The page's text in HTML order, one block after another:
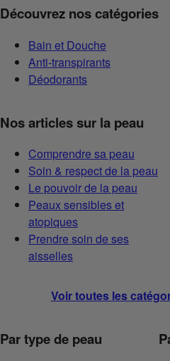
Découvrez nos catégories
Bain et Douche
Anti-transpirants
Déodorants
Nos articles sur la peau
Comprendre sa peau
Soin & respect de la peau
Le pouvoir de la peau
Peaux sensibles et
atopiques
Prendre soin de ses
aisselles
Voir toutes les
Par type de peau